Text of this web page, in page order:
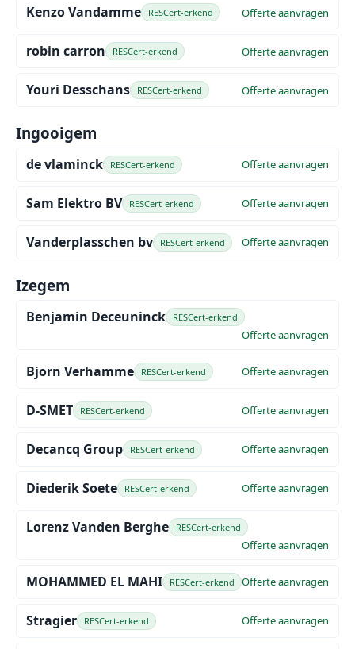
Kenzo Vandamme RESCert-erkend Offerte aanvragen
robin carron RESCert-erkend Offerte aanvragen
Youri Desschans RESCert-erkend Offerte aanvragen
Ingooigem
de vlaminck RESCert-erkend Offerte aanvragen
Sam Elektro BV RESCert-erkend Offerte aanvragen
Vanderplasschen bv RESCert-erkend Offerte aanvragen
Izegem
Benjamin Deceuninck RESCert-erkend
Offerte aanvragen
Bjorn Verhamme RESCert-erkend Offerte aanvragen
D-SMET RESCert-erkend Offerte aanvragen
Decancq Group RESCert-erkend Offerte aanvragen
Diederik Soete RESCert-erkend Offerte aanvragen
Lorenz Vanden Berghe RESCert-erkend
Offerte aanvragen
MOHAMMED EL MAHI RESCert-erkend Offerte aanvragen
Stragier RESCert-erkend Offerte aanvragen